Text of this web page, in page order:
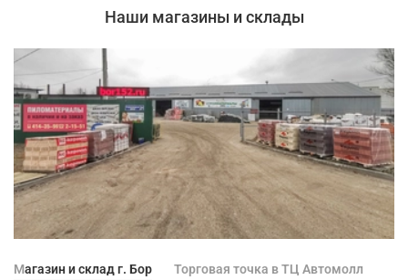
Наши магазины и склады
Магазин и склад г. Бор
Торговая точка в ТЦ Автомолл